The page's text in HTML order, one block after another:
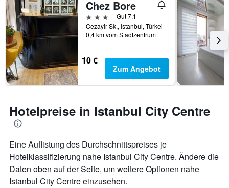
Chez Bore
3 Sterne
Gut 7,1
Cezayir Sk., Istanbul, Türkei
0,4 km vom Stadtzentrum
10 €
Zum Angebot
Hotelpreise in Istanbul City Centre
Eine Auflistung des Durchschnittspreises je
Hotelklassifizierung nahe Istanbul City Centre. Ändere die
Daten oben auf der Seite, um weitere Optionen nahe
Istanbul City Centre einzusehen.